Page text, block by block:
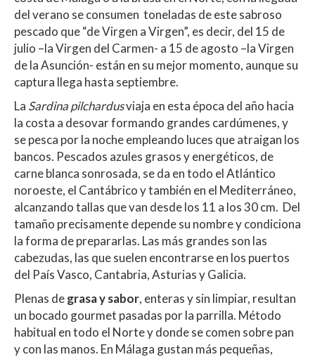
del verano se consumen toneladas de este sabroso
pescado que “de Virgen a Virgen”, es decir, del 15 de
julio –la Virgen del Carmen- a 15 de agosto –la Virgen
de la Asunción- están en su mejor momento, aunque su
captura llega hasta septiembre.
La Sardina pilchardusviaja en esta época del año hacia
la costa a desovar formando grandes cardúmenes, y
se pesca por la noche empleando luces que atraigan los
bancos. Pescados azules grasos y energéticos, de
carne blanca sonrosada, se da en todo el Atlántico
noroeste, el Cantábrico y también en el Mediterráneo,
alcanzando tallas que van desde los 11 a los 30 cm. Del
tamaño precisamente depende su nombre y condiciona
la forma de prepararlas. Las más grandes son las
cabezudas, las que suelen encontrarse en los puertos
del País Vasco, Cantabria, Asturias y Galicia.
Plenas degrasa y sabor, enteras y sin limpiar, resultan
un bocado gourmet pasadas por la parrilla. Método
habitual en todo el Norte y donde se comen sobre pan
y con las manos. En Málaga gustan más pequeñas,